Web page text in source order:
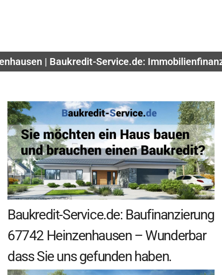
| Baukredit-Service.de:
Baukredit-Service.de: Baufinanzierung
67742 Heinzenhausen – Wunderbar
dass Sie uns gefunden haben.